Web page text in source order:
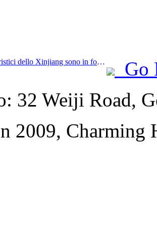
Prev:I treni turistici dello Xinjiang sono in forte espansione, dando impulso all'economia culturale e turistica
Go
32 Weiji Road,
2009, Charming